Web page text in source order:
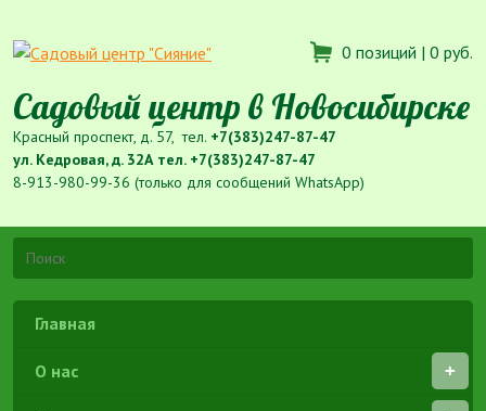
0 позиций | 0 руб.
Садовый центр в Новосибирске
Красный проспект, д. 57, тел. +7(383)247-87-47
ул. Кедровая, д. 32А тел. +7(383)247-87-47
8-913-980-99-36 (только для сообщений WhatsApp)
Главная
О нас